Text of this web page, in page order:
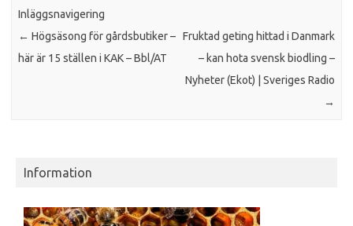
Inläggsnavigering
← Högsäsong för gårdsbutiker –
här är 15 ställen i KAK – Bbl/AT
Fruktad geting hittad i Danmark
– kan hota svensk biodling –
Nyheter (Ekot) | Sveriges Radio
→
Information